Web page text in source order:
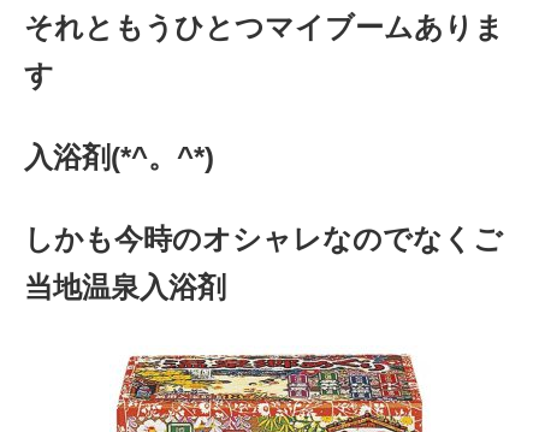
それともうひとつマイブームありま
す
入浴剤(*^。^*)
しかも今時のオシャレなのでなくご
当地温泉入浴剤